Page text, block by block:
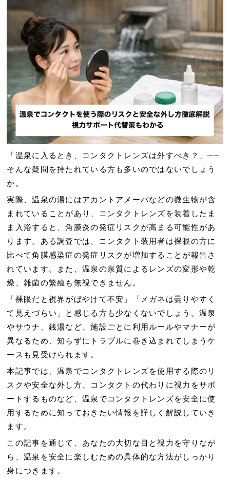
「温泉に入るとき、コンタクトレンズは外すべき？」──
そんな疑問を持たれている方も多いのではないでしょう
か。
実際、温泉の湯にはアカントアメーバなどの微生物が含
まれていることがあり、コンタクトレンズを装着したま
ま入浴すると、角膜炎の発症リスクが高まる可能性があ
ります 。ある調査では、コンタクト装用者は裸眼の方に
比べて角膜感染症の発症リスクが増加することが報告さ
れています。また、温泉の泉質によるレンズの変形や乾
燥、雑菌の繁殖も無視できません。
「裸眼だと視界がぼやけて不安」「メガネは曇りやすく
て見えづらい」と感じる方も少なくないでしょう。温泉
やサウナ、銭湯など、施設ごとに利用ルールやマナーが
異なるため、知らずにトラブルに巻き込まれてしまうケ
ースも見受けられます。
本記事では、温泉でコンタクトレンズを使用する際のリ
スクや安全な外し方、コンタクトの代わりに視力をサポ
ートするものなど、温泉でコンタクトレンズを安全に使
用するために知っておきたい情報を詳しく解説していき
ます。
この記事を通じて、あなたの大切な目と視力を守りなが
ら、温泉を安全に楽しむための具体的な方法がしっかり
身につきます。